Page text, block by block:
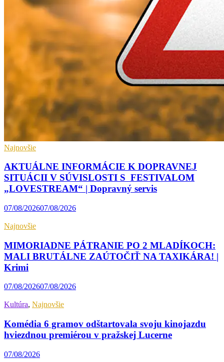
Najnovšie
AKTUÁLNE INFORMÁCIE K DOPRAVNEJ
SITUÁCII V SÚVISLOSTI S FESTIVALOM
„LOVESTREAM“ | Dopravný servis
07/08/202607/08/2026
Najnovšie
MIMORIADNE PÁTRANIE PO 2 MLADÍKOCH:
MALI BRUTÁLNE ZAÚTOČIŤ NA TAXIKÁRA! |
Krimi
07/08/202607/08/2026
Kultúra, Najnovšie
Komédia 6 gramov odštartovala svoju kinojazdu
hviezdnou premiérou v pražskej Lucerne
07/08/2026